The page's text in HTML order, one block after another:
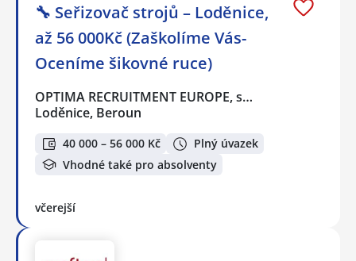
🔧 Seřizovač strojů – Loděnice,
až 56 000Kč (Zaškolíme Vás-
Oceníme šikovné ruce)
OPTIMA RECRUITMENT EUROPE, s…
Loděnice, Beroun
40 000 – 56 000 Kč
Plný úvazek
Vhodné také pro absolventy
včerejší